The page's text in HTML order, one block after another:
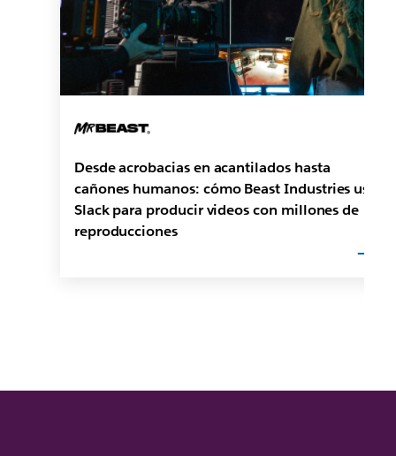
Desde acrobacias en acantilados hasta
cañones humanos: cómo Beast Industries usa
Slack para producir videos con millones de
reproducciones